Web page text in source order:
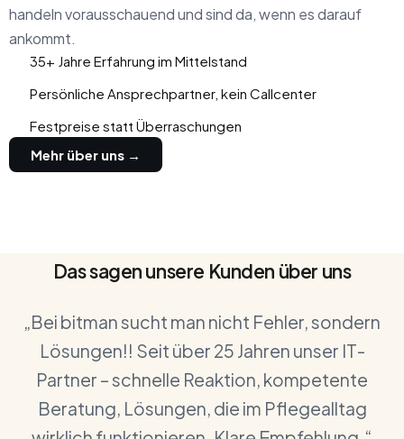
handeln vorausschauend und sind da, wenn es darauf
ankommt.
35+ Jahre Erfahrung im Mittelstand
Persönliche Ansprechpartner, kein Callcenter
Festpreise statt Überraschungen
Mehr über uns →
Das sagen unsere Kunden über uns
„Bei bitman sucht man nicht Fehler, sondern
Lösungen!! Seit über 25 Jahren unser IT-
Partner – schnelle Reaktion, kompetente
Beratung, Lösungen, die im Pflegealltag